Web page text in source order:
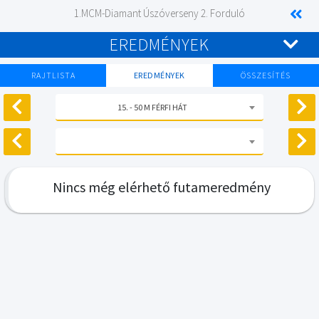
1.MCM-Diamant Úszóverseny 2. Forduló
EREDMÉNYEK
RAJTLISTA EREDMÉNYEK ÖSSZESÍTÉS
15. - 50 M FÉRFI HÁT
Nincs még elérhető futameredmény